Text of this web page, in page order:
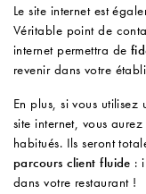
Le site internet est
Véritable point de
internet permettra de
revenir dans votre
En plus, si vous utilisez
site internet, vous
habitués. Ils seront
parcours client fluide :
dans votre restaurant !